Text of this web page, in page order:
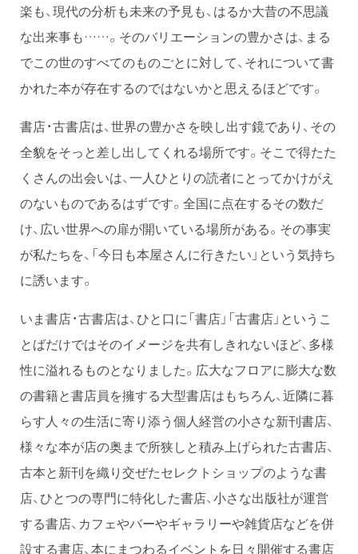
楽も、現代の分析も未来の予見も、はるか大昔の不思議
な出来事も……。そのバリエーションの豊かさは、まる
でこの世のすべてのものごとに対して、それについて書
かれた本が存在するのではないかと思えるほどです。
書店・古書店は、世界の豊かさを映し出す鏡であり、その
全貌をそっと差し出してくれる場所です。そこで得たた
くさんの出会いは、一人ひとりの読者にとってかけがえ
のないものであるはずです。全国に点在するその数だ
け、広い世界への扉が開いている場所がある。その事実
が私たちを、「今日も本屋さんに行きたい」という気持ち
に誘います。
いま書店・古書店は、ひと口に「書店」「古書店」というこ
とばだけではそのイメージを共有しきれないほど、多様
性に溢れるものとなりました。広大なフロアに膨大な数
の書籍と書店員を擁する大型書店はもちろん、近隣に暮
らす人々の生活に寄り添う個人経営の小さな新刊書店、
様々な本が店の奥まで所狭しと積み上げられた古書店、
古本と新刊を織り交ぜたセレクトショップのような書
店、ひとつの専門に特化した書店、小さな出版社が運営
する書店、カフェやバーやギャラリーや雑貨店などを併
設する書店、本にまつわるイベントを日々開催する書店